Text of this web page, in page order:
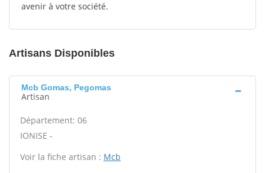
avenir à votre société.
Artisans Disponibles
Mcb Gomas, Pegomas
Artisan
Département: 06
IONISE -
Voir la fiche artisan : Mcb